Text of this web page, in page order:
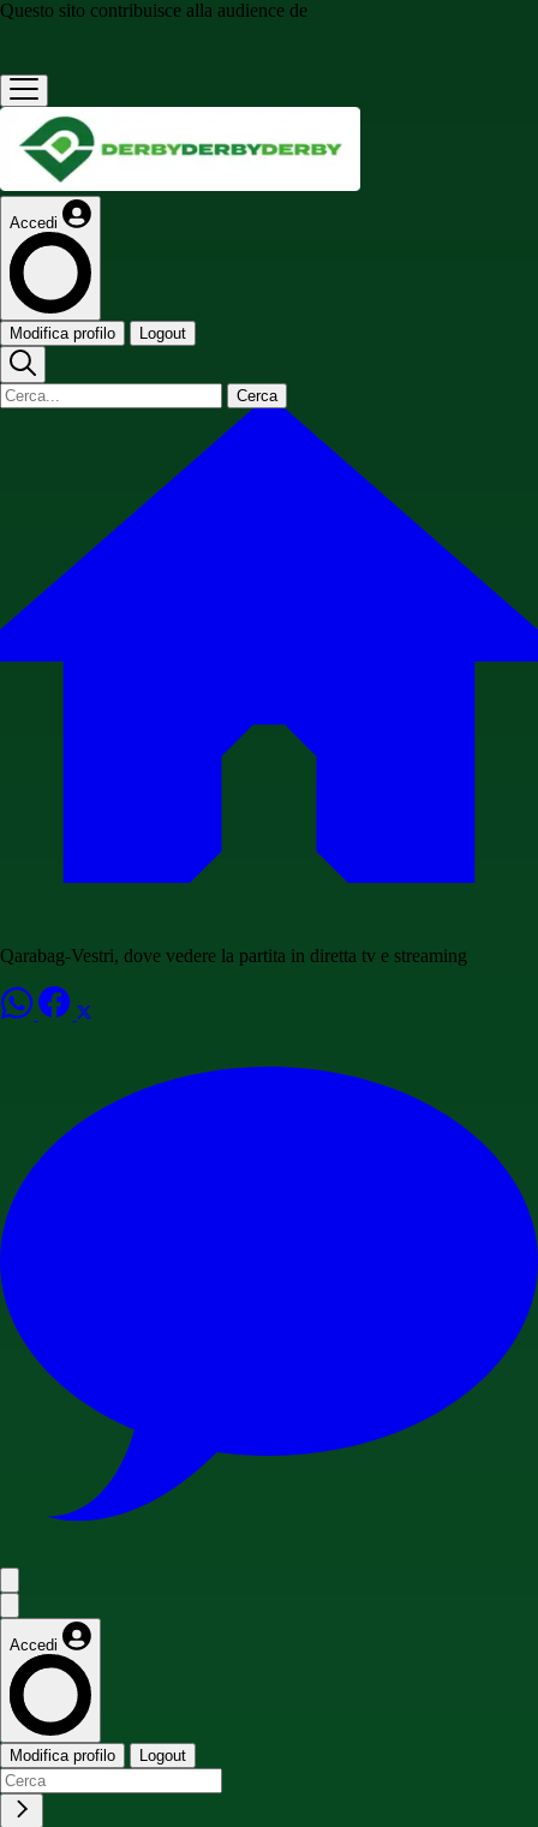
Questo sito contribuisce alla audience de
Accedi
Modifica profilo Logout
Cerca
Qarabag-Vestri, dove vedere la partita in diretta tv e streaming
Accedi
Modifica profilo Logout